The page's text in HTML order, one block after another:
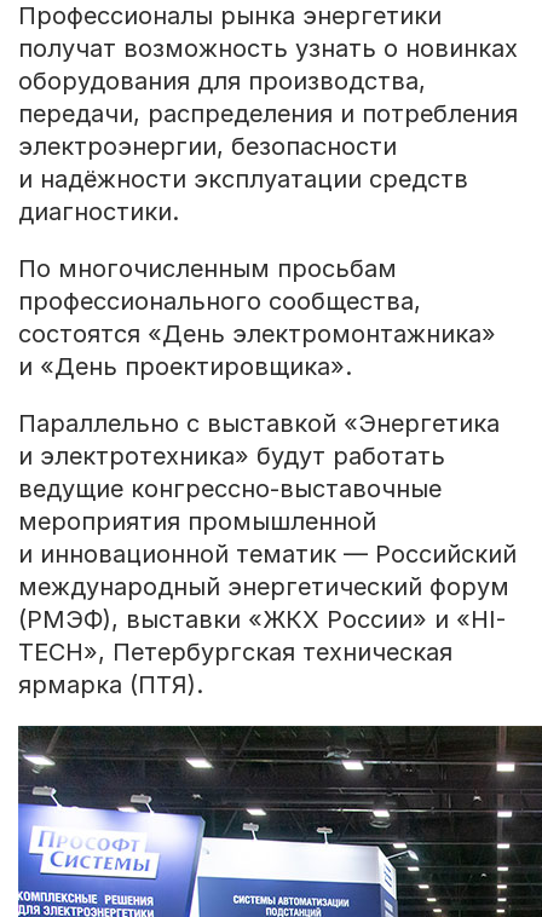
Профессионалы рынка энергетики
получат возможность узнать о новинках
оборудования для производства,
передачи, распределения и потребления
электроэнергии, безопасности
и надёжности эксплуатации средств
диагностики.
По многочисленным просьбам
профессионального сообщества,
состоятся «День электромонтажника»
и «День проектировщика».
Параллельно с выставкой «Энергетика
и электротехника» будут работать
ведущие конгрессно-выставочные
мероприятия промышленной
и инновационной тематик — Российский
международный энергетический форум
(РМЭФ), выставки «ЖКХ России» и «HI-
TECH», Петербургская техническая
ярмарка (ПТЯ).